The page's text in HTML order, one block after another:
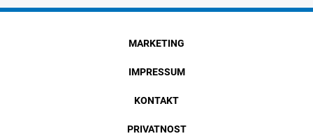
MARKETING
IMPRESSUM
KONTAKT
PRIVATNOST